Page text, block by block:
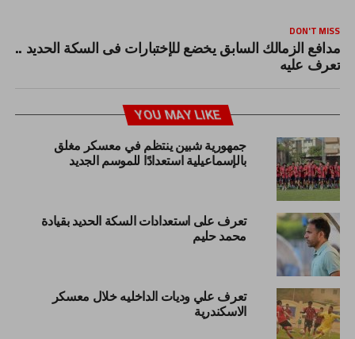
DON'T MISS
مدافع الزمالك السابق يخضع للإختبارات فى السكة الحديد ..
تعرف عليه
YOU MAY LIKE
جمهورية شبين ينتظم في معسكر مغلق
بالإسماعيلية استعدادًا للموسم الجديد
تعرف على استعدادات السكة الحديد بقيادة
محمد حليم
تعرف علي وديات الداخليه خلال معسكر
الاسكندرية